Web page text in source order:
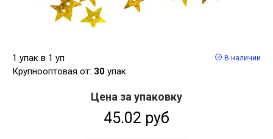
1 упак в 1 уп
Крупнооптовая от: 30 упак
В наличии
Цена за упаковку
45.02 руб